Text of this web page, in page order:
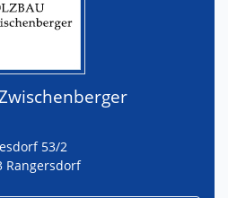
53/2
Rangersdorf